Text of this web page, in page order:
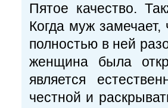
Пятое качество.
Когда муж
полностью в ней
женщина была
является
честной и